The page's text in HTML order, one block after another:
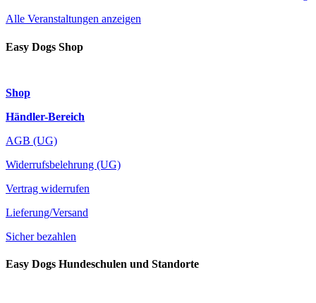
Alle Veranstaltungen anzeigen
Easy Dogs Shop
Shop
Händler-Bereich
AGB (UG)
Widerrufsbelehrung (UG)
Vertrag widerrufen
Lieferung/Versand
Sicher bezahlen
Easy Dogs Hundeschulen und Standorte